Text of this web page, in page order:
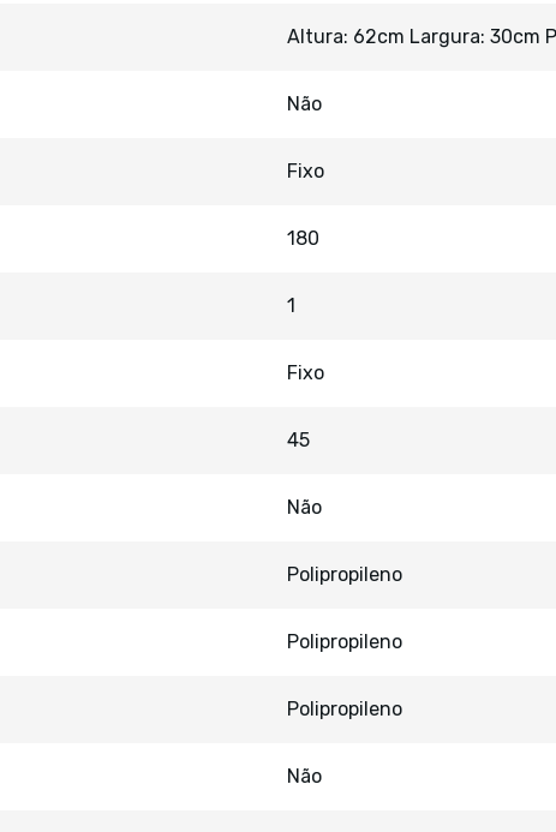
Altura: 62cm Largura: 30cm
Não
Fixo
180
1
Fixo
45
Não
Polipropileno
Polipropileno
Polipropileno
Não